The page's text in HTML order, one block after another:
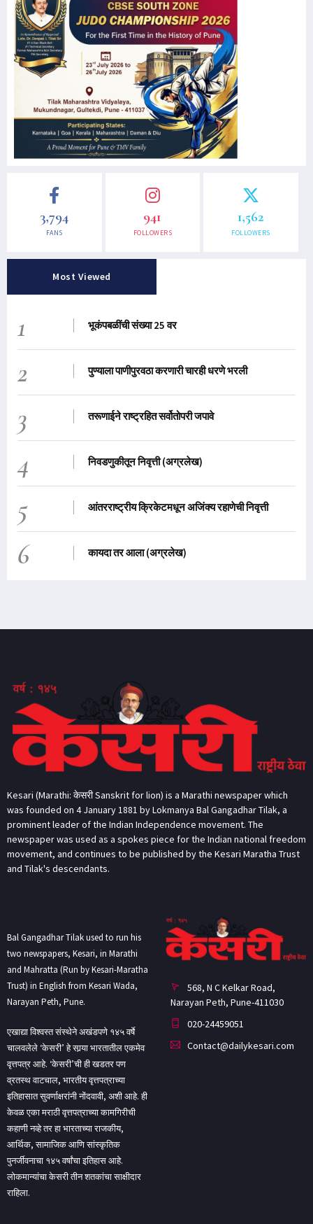
3,794
FANS
941
FOLLOWERS
1,562
FOLLOWERS
Most Viewed
1 भूकंपबळींची संख्या 25 वर
2 पुण्याला पाणीपुरवठा करणारी चारही धरणे भरली
3 तरूणाईने राष्ट्रहित सर्वोतोपरी जपावे
4 निवडणुकीतून निवृत्ती (अग्रलेख)
5 आंतरराष्ट्रीय क्रिकेटमधून अजिंक्य रहाणेची निवृत्ती
6 कायदा तर आला (अग्रलेख)
Kesari (Marathi: केसरी Sanskrit for lion) is a Marathi newspaper which
was founded on 4 January 1881 by Lokmanya Bal Gangadhar Tilak, a
prominent leader of the Indian Independence movement. The
newspaper was used as a spokes piece for the Indian national freedom
movement, and continues to be published by the Kesari Maratha Trust
and Tilak's descendants.
Bal Gangadhar Tilak used to run his
two newspapers, Kesari, in Marathi
and Mahratta (Run by Kesari-Maratha
Trust) in English from Kesari Wada,
Narayan Peth, Pune.
एखाद्या विश्वस्त संस्थेने अखंडपणे १४५ वर्षे
चालवलेले ‘केसरी’ हे सार्‍या भारतातील एकमेव
वृत्तपत्र आहे. ‘केसरी’ची ही खडतर पण
व्रतस्थ वाटचाल, भारतीय वृत्तपत्राच्या
इतिहासात सुवर्णाक्षरांनी नोंदवावी, अशी आहे. ही
केवळ एका मराठी वृत्तपत्राच्या कामगिरीची
कहाणी नव्हे तर हा भारताच्या राजकीय,
आर्थिक, सामाजिक आणि सांस्कृतिक
पुनर्जीवनाचा १४५ वर्षांचा इतिहास आहे.
लोकमान्यांचा केसरी तीन शतकांचा साक्षीदार
राहिला.
568, N C Kelkar Road,
Narayan Peth, Pune-411030
020-24459051
Contact@dailykesari.com